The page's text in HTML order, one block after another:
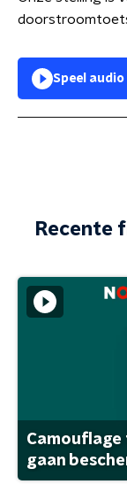
Speel
Recente
gaan